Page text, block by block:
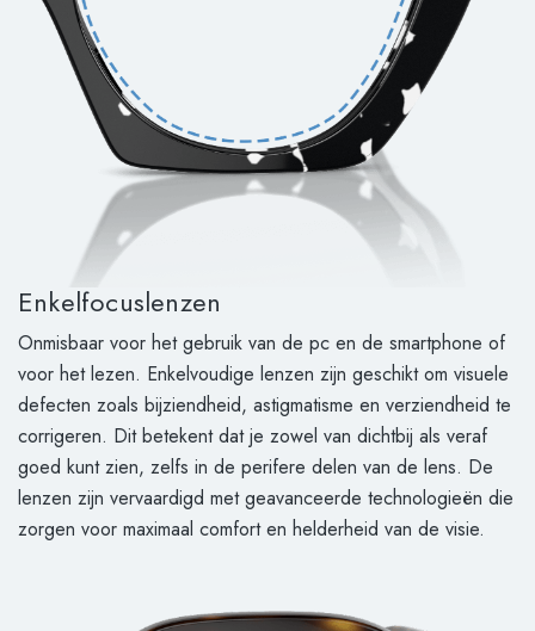
Enkelfocuslenzen
Onmisbaar voor het gebruik van de pc en de smartphone of
voor het lezen. Enkelvoudige lenzen zijn geschikt om visuele
defecten zoals bijziendheid, astigmatisme en verziendheid te
corrigeren. Dit betekent dat je zowel van dichtbij als veraf
goed kunt zien, zelfs in de perifere delen van de lens. De
lenzen zijn vervaardigd met geavanceerde technologieën die
zorgen voor maximaal comfort en helderheid van de visie.